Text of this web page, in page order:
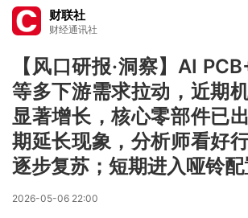
财联社
财经通讯社
【风口研报·洞察】AI
等多下游需求拉动，近期
显著增长，核心零部件已
期延长现象，分析师看好
逐步复苏；短期进入哑铃
2026-05-06 22:00